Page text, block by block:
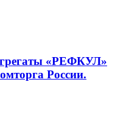
«РЕФКУЛ»
России.